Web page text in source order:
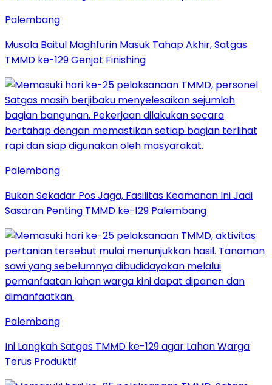
Palembang
Musola Baitul Maghfurin Masuk Tahap Akhir, Satgas
TMMD ke-129 Genjot Finishing
Palembang
Bukan Sekadar Pos Jaga, Fasilitas Keamanan Ini Jadi
Sasaran Penting TMMD ke-129 Palembang
Palembang
Ini Langkah Satgas TMMD ke-129 agar Lahan Warga
Terus Produktif